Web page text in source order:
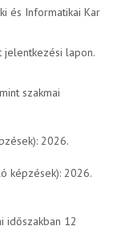
és Informatikai Kar
jelentkezési lapon.
szakmai
2026.
képzések): 2026.
időszakban 12